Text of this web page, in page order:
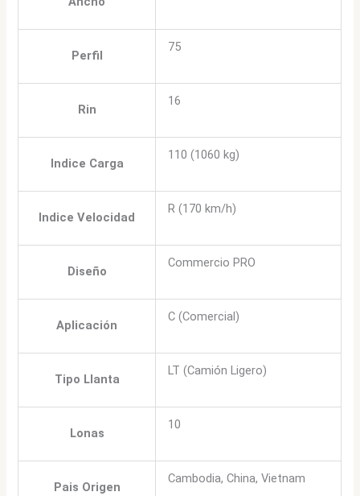
Perfil
75
Rin
16
Indice Carga
110 (1060 kg)
Indice Velocidad
R (170 km/h)
Diseño
Commercio PRO
Aplicación
C (Comercial)
Tipo Llanta
LT (Camión Ligero)
Lonas
10
Pais Origen
Cambodia, China, Vietnam